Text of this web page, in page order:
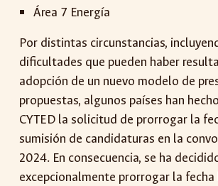
Área 7 Energía
Por distintas circunstancias,
dificultades que pueden haber
adopción de un nuevo modelo de
propuestas, algunos países han
CYTED la solicitud de prorrogar la
sumisión de candidaturas en la
2024. En consecuencia, se ha
excepcionalmente prorrogar la